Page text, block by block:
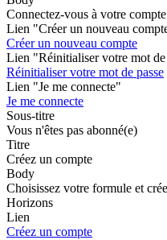
Connectez-vous à votre
Lien "Créer un nouveau
Créer un nouveau compte
Lien "Réinitialiser votre mot de
Réinitialiser votre mot de passe
Lien "Je me connecte"
Je me connecte
Sous-titre
Vous n'êtes pas abonné(e)
Titre
Créez un compte
Body
Choisissez votre formule et
Horizons
Lien
Créez un compte